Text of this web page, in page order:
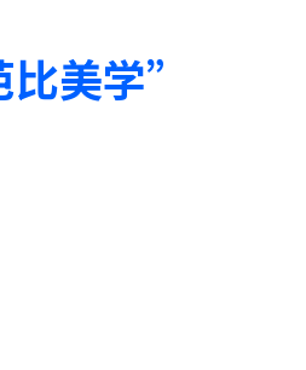
美学”